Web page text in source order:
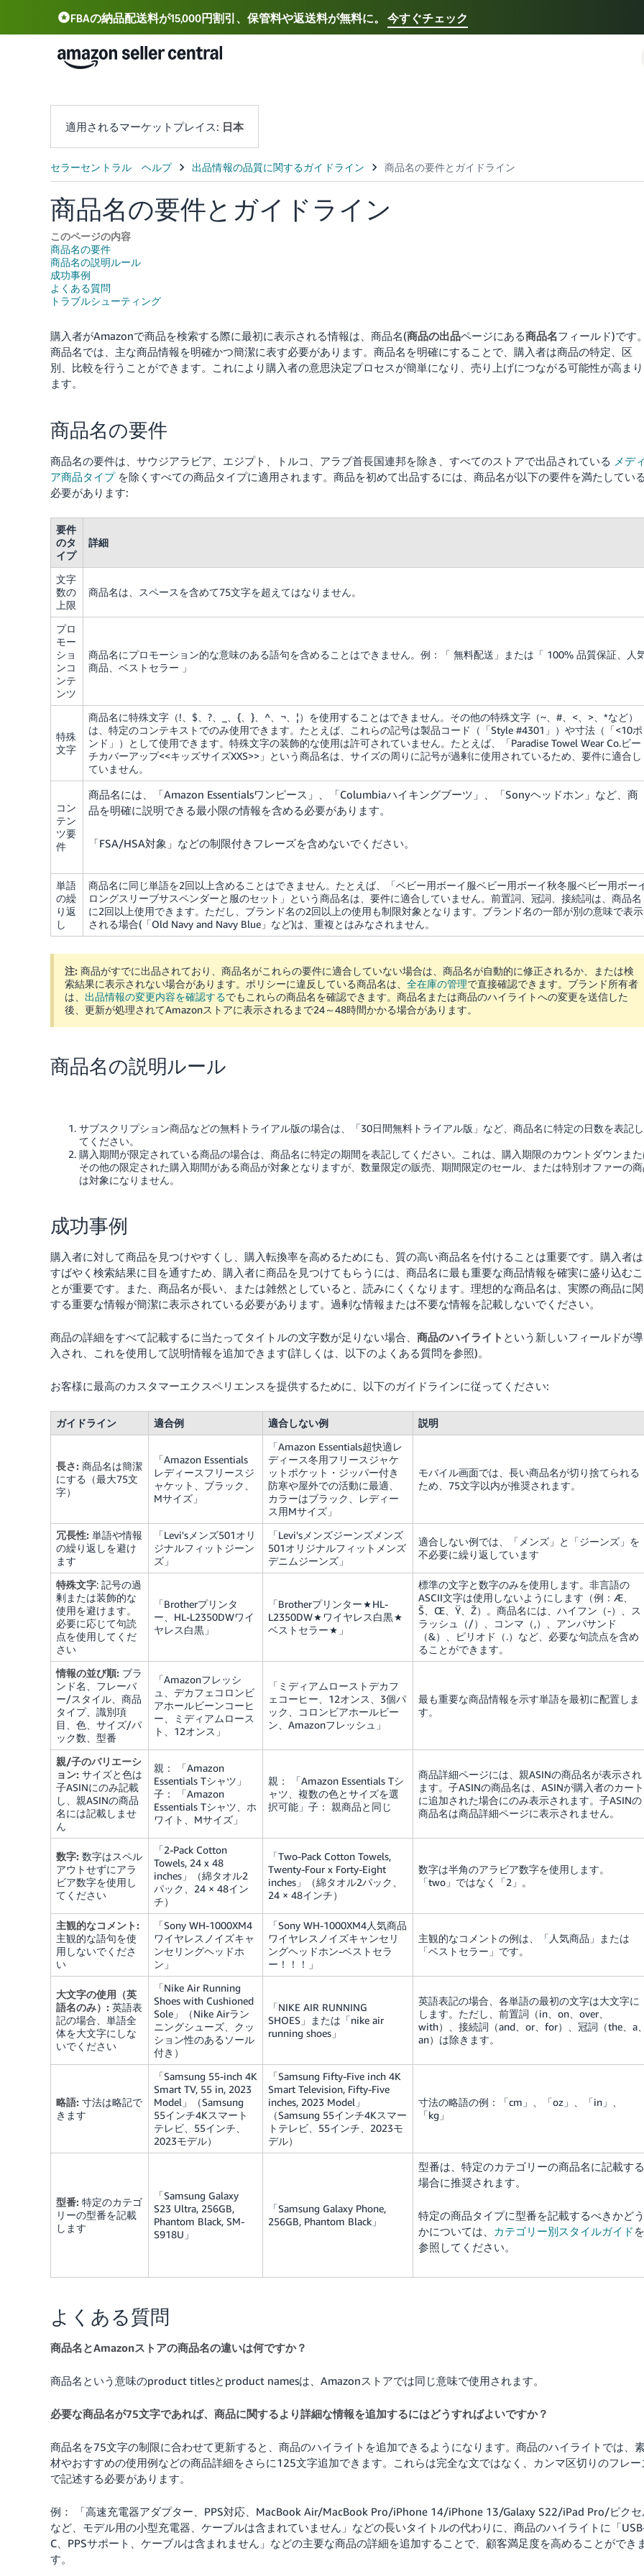
FBAの納品配送料が15,000円割引、保管料や返送料が無料に。 今すぐチェック
Select your preferred language
中文 - CN Deutsch - DE
適用されるマーケットプレイス: 日本
商品名の要件とガイドライン
このページの内容
商品名の要件
商品名の説明ルール
成功事例
よくある質問
トラブルシューティング
購入者がAmazonで商品を検索する際に最初に表示される情報は、商品名(商品の出品ページにある商品名フィールド)です
商品名では、主な商品情報を明確かつ簡潔に表す必要があります。商品名を明確にすることで、購入者は商品の特定、区
別、比較を行うことができます。これにより購入者の意思決定プロセスが簡単になり、売り上げにつながる可能性が高まり
ます。
商品名の要件
商品名の要件は、サウジアラビア、エジプト、トルコ、アラブ首長国連邦を除き、すべてのストアで出品されている メデ
ア商品タイプ を除くすべての商品タイプに適用されます。商品を初めて出品するには、商品名が以下の要件を満たしてい
必要があります:
要件
のタ
イプ
詳細
文字
数の
上限
商品名は、スペースを含めて75文字を超えてはなりません。
プロ
モー
ショ
ンコ
ンテ
ンツ
商品名にプロモーション的な意味のある語句を含めることはできません。例：「 無料配送 」または「 100% 品質保証、人
商品、ベストセラー 」
特殊
文字
商品名に特殊文字（!、$、?、_、{、}、^、¬、¦）を使用することはできません。その他の特殊文字（~、#、<、>、*など）
は、特定のコンテキストでのみ使用できます。たとえば、これらの記号は製品コード（「Style #4301」）や寸法（「<10ポ
ンド」）として使用できます。特殊文字の装飾的な使用は許可されていません。たとえば、「Paradise Towel Wear Co.ビー
チカバーアップ<<キッズサイズXXS>>」という商品名は、サイズの周りに記号が過剰に使用されているため、要件に適合し
ていません。
コン
テン
ツ要
件
商品名には、「Amazon Essentialsワンピース」、「Columbiaハイキングブーツ」、「Sonyヘッドホン」など、商
品を明確に説明できる最小限の情報を含める必要があります。
「FSA/HSA対象」などの制限付きフレーズを含めないでください。
単語
の繰
り返
し
商品名に同じ単語を2回以上含めることはできません。たとえば、「ベビー用ボーイ服ベビー用ボーイ秋冬服ベビー用ボー
ロングスリーブサスペンダーと服のセット」という商品名は、要件に適合していません。前置詞、冠詞、接続詞は、商品名
に2回以上使用できます。ただし、ブランド名の2回以上の使用も制限対象となります。ブランド名の一部が別の意味で表示
される場合(「Old Navy and Navy Blue」など)は、重複とはみなされません。
注: 商品がすでに出品されており、商品名がこれらの要件に適合していない場合は、商品名が自動的に修正されるか、または検
索結果に表示されない場合があります。ポリシーに違反している商品名は、 全在庫の管理で直接確認できます。ブランド所有者
は、 出品情報の変更内容を確認するでもこれらの商品名を確認できます。商品名または商品のハイライトへの変更を送信した
後、更新が処理されてAmazonストアに表示されるまで24～48時間かかる場合があります。
商品名の説明ルール
サブスクリプション商品などの無料トライアル版の場合は、「30日間無料トライアル版」など、商品名に特定の日数を表記し
てください。
購入期間が限定されている商品の場合は、商品名に特定の期間を表記してください。これは、購入期限のカウントダウンま
その他の限定された購入期間がある商品が対象となりますが、数量限定の販売、期間限定のセール、または特別オファーの
は対象になりません。
成功事例
購入者に対して商品を見つけやすくし、購入転換率を高めるためにも、質の高い商品名を付けることは重要です。購入者は
すばやく検索結果に目を通すため、購入者に商品を見つけてもらうには、商品名に最も重要な商品情報を確実に盛り込むこ
とが重要です。また、商品名が長い、または雑然としていると、読みにくくなります。理想的な商品名は、実際の商品に関
する重要な情報が簡潔に表示されている必要があります。過剰な情報または不要な情報を記載しないでください。
商品の詳細をすべて記載するに当たってタイトルの文字数が足りない場合、 商品のハイライト という新しいフィールドが導
入され、これを使用して説明情報を追加できます(詳しくは、以下のよくある質問を参照)。
お客様に最高のカスタマーエクスペリエンスを提供するために、以下のガイドラインに従ってください:
ガイドライン 適合例 適合しない例 説明
長さ: 商品名は簡潔
にする（最大75文
字）
「Amazon Essentials
レディースフリースジ
ャケット、ブラック、
Mサイズ」
「Amazon Essentials超快適レ
ディース冬用フリースジャケ
ットポケット・ジッパー付き
防寒や屋外での活動に最適、
カラーはブラック、レディー
ス用Mサイズ」
モバイル画面では、長い商品名が切り捨てられる
ため、75文字以内が推奨されます。
冗長性: 単語や情報
の繰り返しを避け
ます
「Levi'sメンズ501オリ
ジナルフィットジーン
ズ」
「Levi'sメンズジーンズメンズ
501オリジナルフィットメンズ
デニムジーンズ」
適合しない例では、「メンズ」と「ジーンズ」を
不必要に繰り返しています
特殊文字: 記号の過
剰または装飾的な
使用を避けます。
必要に応じて句読
点を使用してくだ
さい
「Brotherプリンタ
ー、HL-L2350DWワイ
ヤレス白黒」
「Brotherプリンター★HL-
L2350DW★ワイヤレス白黒★
ベストセラー★」
標準の文字と数字のみを使用します。非言語の
ASCII文字は使用しないようにします（例：Æ、
Š、Œ、Ÿ、Ž）。商品名には、ハイフン（-）、ス
ラッシュ（/）、コンマ（,）、アンパサンド
（&）、ピリオド（.）など、必要な句読点を含め
ることができます。
情報の並び順: ブラ
ンド名、フレーバ
ー/スタイル、商品
タイプ、識別項
目、色、サイズ/パ
ック数、型番
「Amazonフレッシ
ュ、デカフェコロンビ
アホールビーンコーヒ
ー、ミディアムロース
ト、12オンス」
「ミディアムローストデカフ
ェコーヒー、12オンス、3個パ
ック、コロンビアホールビー
ン、Amazonフレッシュ」
最も重要な商品情報を示す単語を最初に配置しま
す。
親/子のバリエーシ
ョン: サイズと色は
子ASINにのみ記載
し、親ASINの商品
名には記載しませ
ん
親： 「Amazon
Essentials Tシャツ」
子： 「Amazon
Essentials Tシャツ、ホ
ワイト、Mサイズ」
親： 「Amazon Essentials Tシ
ャツ、複数の色とサイズを選
択可能」子： 親商品と同じ
商品詳細ページには、親ASINの商品名が表示され
ます。子ASINの商品名は、ASINが購入者のカート
に追加された場合にのみ表示されます。子ASINの
商品名は商品詳細ページに表示されません。
数字: 数字はスペル
アウトせずにアラ
ビア数字を使用し
てください
「2-Pack Cotton
Towels, 24 x 48
inches」（綿タオル2
パック、24 × 48イン
チ）
「Two-Pack Cotton Towels,
Twenty-Four x Forty-Eight
inches」（綿タオル2パック、
24 × 48インチ）
数字は半角のアラビア数字を使用します。
「two」ではなく「2」。
主観的なコメント:
主観的な語句を使
用しないでくださ
い
「Sony WH-1000XM4
ワイヤレスノイズキャ
ンセリングヘッドホ
ン」
「Sony WH-1000XM4人気商品
ワイヤレスノイズキャンセリ
ングヘッドホン-ベストセラ
ー！！！」
主観的なコメントの例は、「人気商品」または
「ベストセラー」です。
大文字の使用（英
語名のみ）: 英語表
記の場合、単語全
体を大文字にしな
いでください
「Nike Air Running
Shoes with Cushioned
Sole」（Nike Airラン
ニングシューズ、クッ
ション性のあるソール
付き）
「NIKE AIR RUNNING
SHOES」または「nike air
running shoes」
英語表記の場合、各単語の最初の文字は大文字に
します。ただし、前置詞（in、on、over、
with）、接続詞（and、or、for）、冠詞（the、a
an）は除きます。
略語: 寸法は略記で
きます
「Samsung 55-inch 4K
Smart TV, 55 in, 2023
Model」（Samsung
55インチ4Kスマート
テレビ、55インチ、
2023モデル）
「Samsung Fifty-Five inch 4K
Smart Television, Fifty-Five
inches, 2023 Model」
（Samsung 55インチ4Kスマー
トテレビ、55インチ、2023モ
デル）
寸法の略語の例：「cm」、「oz」、「in」、
「kg」
型番: 特定のカテゴ
リーの型番を記載
します
「Samsung Galaxy
S23 Ultra, 256GB,
Phantom Black, SM-
S918U」
「Samsung Galaxy Phone,
256GB, Phantom Black」
型番は、特定のカテゴリーの商品名に記載する
場合に推奨されます。
特定の商品タイプに型番を記載するべきかどう
かについては、
カテゴリー別スタイルガイド を
参照してください。
よくある質問
商品名とAmazonストアの商品名の違いは何ですか？
商品名という意味のproduct titlesとproduct namesは、Amazonストアでは同じ意味で使用されます。
必要な商品名が75文字であれば、商品に関するより詳細な情報を追加するにはどうすればよいですか？
商品名を75文字の制限に合わせて更新すると、商品のハイライトを追加できるようになります。商品のハイライトでは、
材やおすすめの使用例などの商品詳細をさらに125文字追加できます。これらは完全な文ではなく、カンマ区切りのフレー
で記述する必要があります。
例： 「高速充電器アダプター、PPS対応、MacBook Air/MacBook Pro/iPhone 14/iPhone 13/Galaxy S22/iPad Pro/ピクセ
など、モデル用の小型充電器、ケーブルは含まれていません」などの長いタイトルの代わりに、商品のハイライトに「
C、PPSサポート、ケーブルは含まれません」などの主要な商品の詳細を追加することで、顧客満足度を高めることができ
す。